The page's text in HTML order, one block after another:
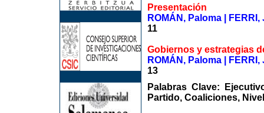
Presentación
ROMÁN, Paloma | FERRI,
11
Gobiernos y estrategias
ROMÁN, Paloma | FERRI,
13
Palabras Clave:
Partido, Coaliciones,